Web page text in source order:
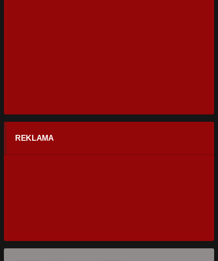
REKLAMA